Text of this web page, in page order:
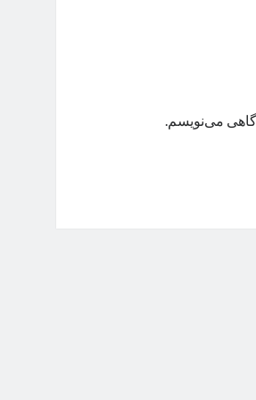
می‌نویسم.